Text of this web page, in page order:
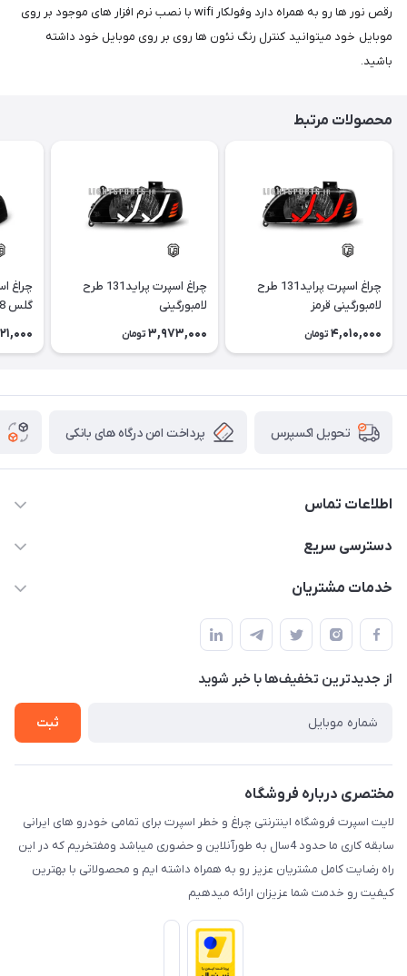
رقص نور ها رو به همراه دارد وفولکار wifi با نصب نرم افزار های موجود بر روی
موبایل خود میتوانید کنترل رنگ نئون ها روی بر روی موبایل خود داشته
باشید.
محصولات مرتبط
چراغ اسپرت پراید131 طرح
لامبورگینی قرمز
4,010,000 تومان
چراغ اسپرت پراید131 طرح
لامبورگینی
3,973,000 تومان
گلس i8 آبی
تحویل اکسپرس پرداخت امن درگاه های بانکی
اطلاعات تماس
09012926386
دسترسی سریع
حساب کاربری
لیست محصولات
درباره ما
خدمات مشتریان
قوانین و مقررات
حریم خصوصی
راهنما
از جدید‌ترین تخفیف‌ها با‌ خبر شوید
ثبت
مختصری درباره فروشگاه
لایت اسپرت فروشگاه اینترنتی چراغ و خطر اسپرت برای تمامی خودرو های ایرانی
سابقه کاری ما حدود 4سال به طورآنلاین و حضوری میباشد ومفتخریم که در این
راه رضایت کامل مشتریان عزیز رو به همراه داشته ایم و محصولاتی با بهترین
کیفیت رو خدمت شما عزیزان ارائه میدهیم